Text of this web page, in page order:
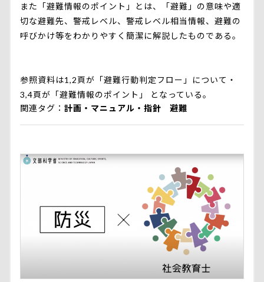
また「避難情報のポイント」とは、「避難」の意味や適
切な避難先、警戒レベル、警戒レベル相当情報、避難の
呼びかけ等をわかりやすく簡潔に解説したものである。
参照資料は1,2頁が「避難行動判定フロー」について・
3,4頁が「避難情報のポイント」 となっている。
関連タグ
計画・マニュアル・指針 避難